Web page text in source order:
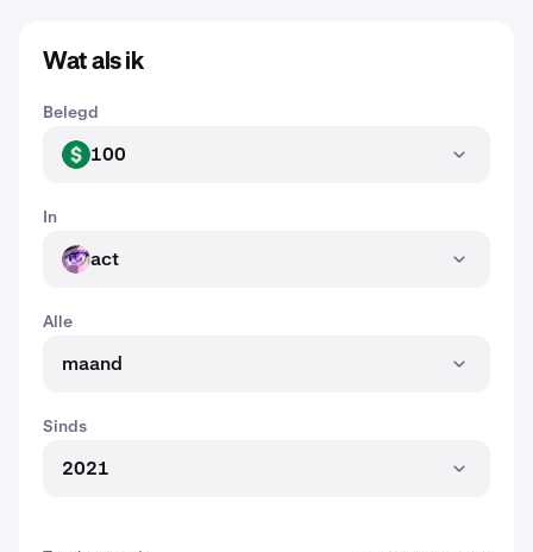
Wat als ik
Belegd
USD 100
In
ACT act
Alle
maand
Sinds
2021